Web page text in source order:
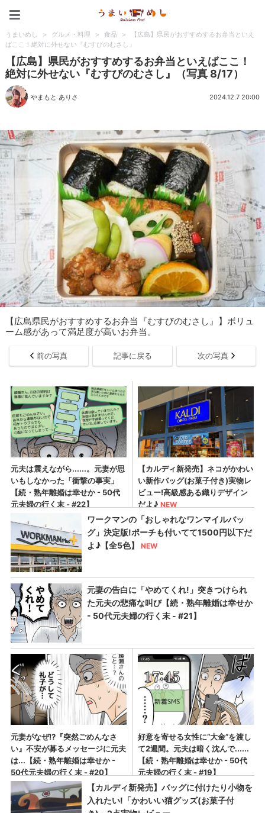
うまいめし > グルメ・料理 > 食品 >
【広島】県民がおすすめするお弁当といえ
ばここ！絶対に外せない『むすびのむさし』
【広島】県民がおすすめするお弁当といえばここ！
絶対に外せない『むすびのむさし』（写真 8/17）
やまもと ありさ 2024.12.7 20:00
【広島県民がおすすめするお弁当『むすびのむさし』】ボリュ
ーム感があって満足度が高いお弁当。
前の写真 記事に戻る 次の写真